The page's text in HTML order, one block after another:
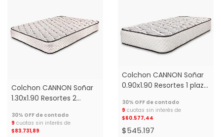
Colchon CANNON Soñar
1.30x1.90 Resortes 2
9 cuotas sin interés de
$83.731,89
Colchon CANNON Soñar
0.90x1.90 Resortes 1 plaza
9 cuotas sin interés de
$60.577,44
$545.197